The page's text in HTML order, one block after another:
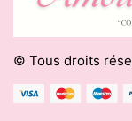
© Tous droits